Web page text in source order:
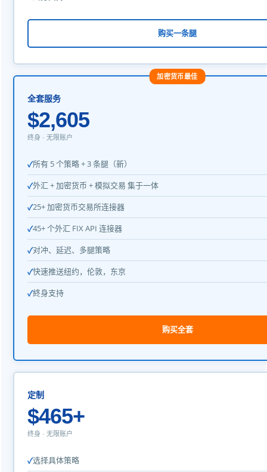
购买一条腿
加密货币最佳
全套服务
$2,605
终身 · 无限账户
所有 5 个策略 + 3 条腿（新）
外汇 + 加密货币 + 模拟交易 集于一体
25+ 加密货币交易所连接器
45+ 个外汇 FIX API 连接器
对冲、延迟、多腿策略
快速推送纽约，伦敦，东京
終身支持
购买全套
定制
$465+
终身 · 无限账户
选择具体策略